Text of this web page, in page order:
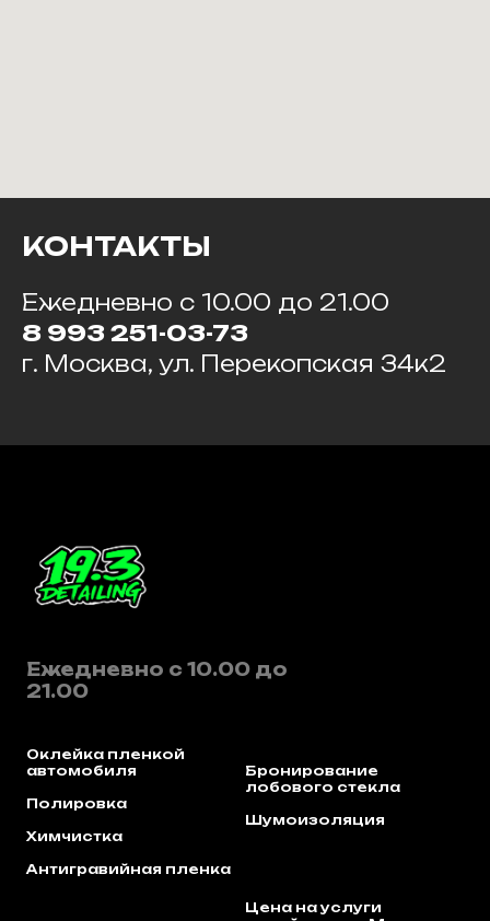
КОНТАКТЫ
Ежедневно с 10.00 до 21.00
8 993 251-03-73
г. Москва, ул. Перекопская 34к2
Ежедневно с 10.00 до
21.00
Оклейка пленкой
автомобиля
Полировка
Химчистка
Антигравийная пленка
Бронирование
лобового стекла
Шумоизоляция
Цена на услуги